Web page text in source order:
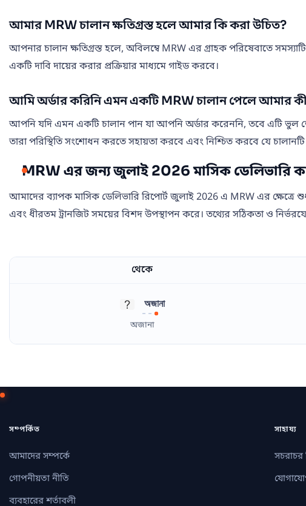
আমার MRW চালান ক্ষতিগ্রস্ত হলে আমার কি করা উচিত?
আপনার চালান ক্ষতিগ্রস্ত হলে, অবিলম্বে MRW এর গ্রাহক পরিষেবাতে
একটি দাবি দায়ের করার প্রক্রিয়ার মাধ্যমে গাইড করবে।
আমি অর্ডার করিনি এমন একটি MRW চালান পেলে আমার
আপনি যদি এমন একটি চালান পান যা আপনি অর্ডার করেননি, তবে এটি ভুল
তারা পরিস্থিতি সংশোধন করতে সহায়তা করবে এবং নিশ্চিত করবে যে চালানটি
MRW এর জন্য জুলাই 2026 মাসিক ডেলিভারি
আমাদের ব্যাপক মাসিক ডেলিভারি রিপোর্ট জুলাই 2026 এ MRW এর ক্ষেত্রে
এবং ধীরতম ট্রানজিট সময়ের বিশদ উপস্থাপন করে। তথ্যের সঠিকতা ও
থেকে
অজানা
অজানা
সম্পর্কিত
আমাদের সম্পর্কে
গোপনীয়তা নীতি
ব্যবহারের শর্তাবলী
সাহায্য
সচরাচর